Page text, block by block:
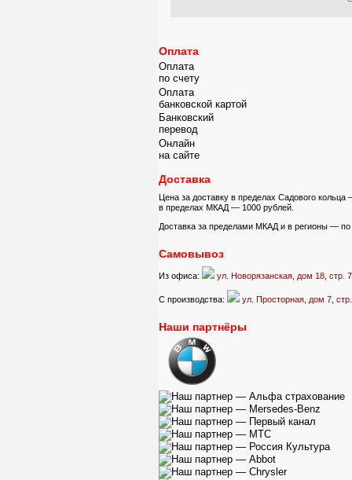
Оплата
Оплата
по счету
Оплата
банковской картой
Банковский
перевод
Онлайн
на сайте
Доставка
Цена за доставку в пределах Садового кольца
в пределах МКАД — 1000 рублей.
Доставка за пределами МКАД и в регионы — по
Самовывоз
Из офиса: ул. Новорязанская, дом 18, стр.
С производства: ул. Просторная, дом 7,
Наши партнёры